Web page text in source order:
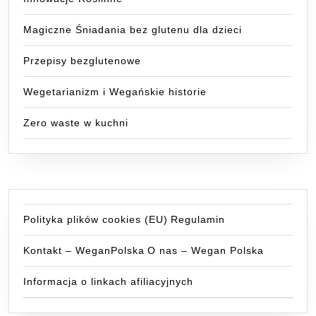
Magiczne Śniadania bez glutenu dla dzieci
Przepisy bezglutenowe
Wegetarianizm i Wegańskie historie
Zero waste w kuchni
Polityka plików cookies (EU) Regulamin
Kontakt – WeganPolska O nas – Wegan Polska
Informacja o linkach afiliacyjnych